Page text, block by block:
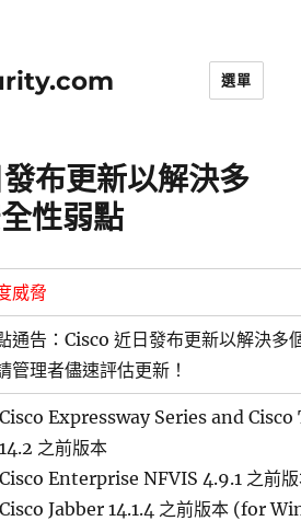
選單
布更新以解決多
性弱點
威脅
通告：Cisco 近日發布更新以解決多
管理者儘速評估更新！
Cisco Expressway Series and Cisco
14.2 之前版本
Cisco Enterprise NFVIS 4.9.1 之前
Cisco Jabber 14.1.4 之前版本 (for